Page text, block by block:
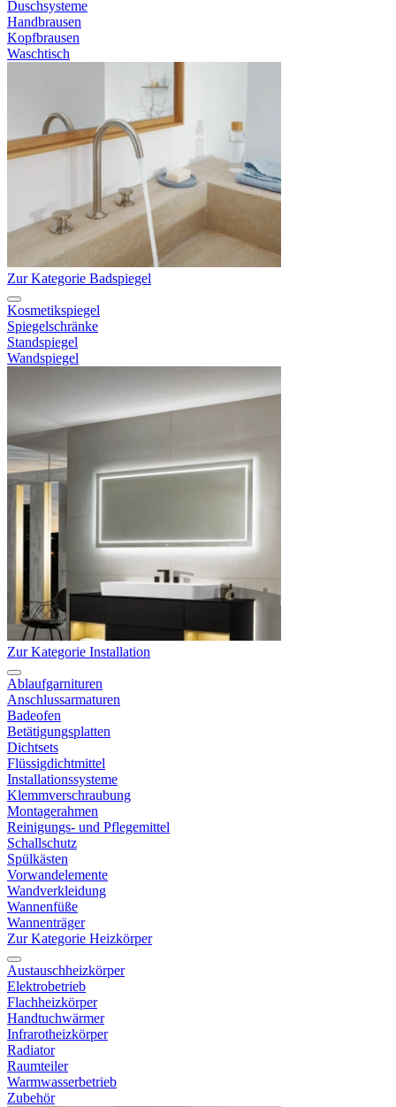
Duschsysteme
Handbrausen
Kopfbrausen
Waschtisch
Zur Kategorie Badspiegel
Kosmetikspiegel
Spiegelschränke
Standspiegel
Wandspiegel
Zur Kategorie Installation
Ablaufgarnituren
Anschlussarmaturen
Badeofen
Betätigungsplatten
Dichtsets
Flüssigdichtmittel
Installationssysteme
Klemmverschraubung
Montagerahmen
Reinigungs- und Pflegemittel
Schallschutz
Spülkästen
Vorwandelemente
Wandverkleidung
Wannenfüße
Wannenträger
Zur Kategorie Heizkörper
Austauschheizkörper
Elektrobetrieb
Flachheizkörper
Handtuchwärmer
Infrarotheizkörper
Radiator
Raumteiler
Warmwasserbetrieb
Zubehör